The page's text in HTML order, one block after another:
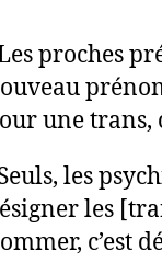
proches
une trans,
les
les
c’est